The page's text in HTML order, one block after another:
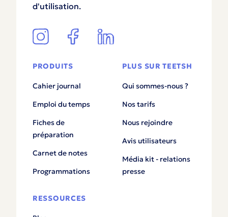
d'utilisation.
PRODUITS
Cahier journal
Emploi du temps
Fiches de
préparation
Carnet de notes
Programmations
PLUS SUR TEETSH
Qui sommes-nous ?
Nos tarifs
Nous rejoindre
Avis utilisateurs
Média kit - relations
presse
RESSOURCES